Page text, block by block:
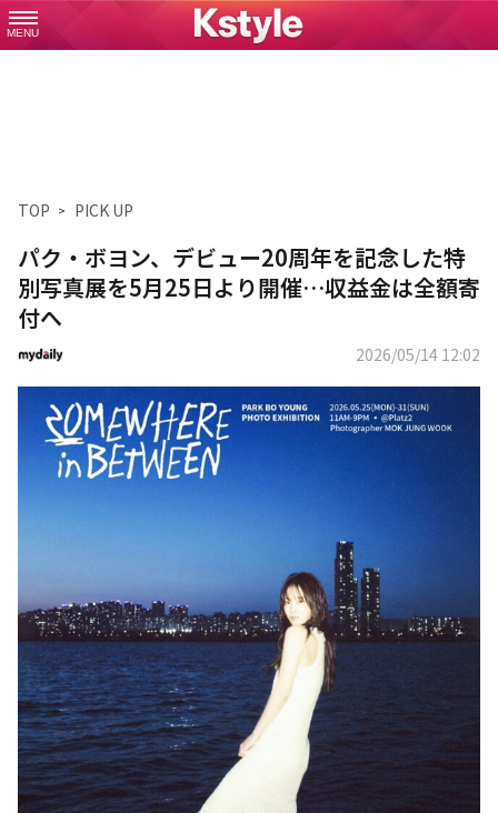
MENU
TOP PICK UP
パク・ボヨン、デビュー20周年を記念した特
別写真展を5月25日より開催…収益金は全額寄
付へ
2026/05/14 12:02